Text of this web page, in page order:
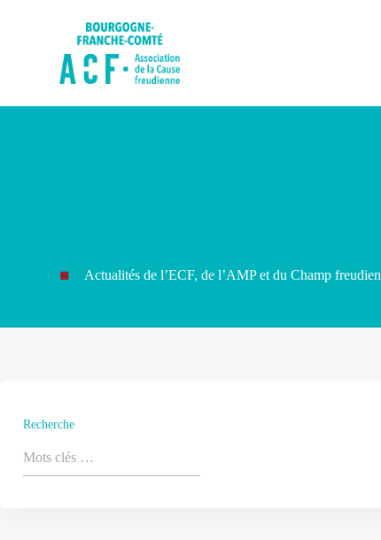
Actualités de l’ECF, de l’AMP et du Champ freudien
Recherche